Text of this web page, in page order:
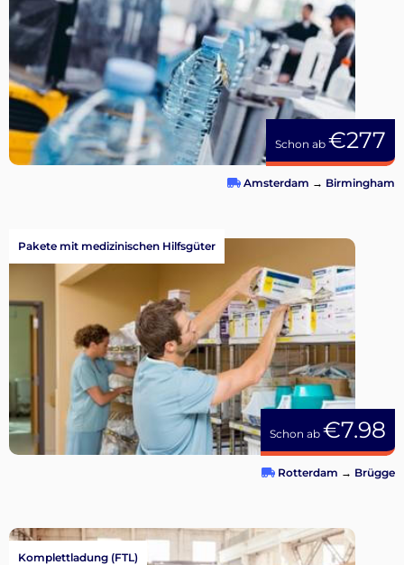
Schon ab €277
Amsterdam → Birmingham
Schon ab €7.98
Pakete mit medizinischen Hilfsgüter
Rotterdam → Brügge
Komplettladung (FTL)